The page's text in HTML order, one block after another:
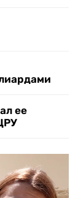
ее